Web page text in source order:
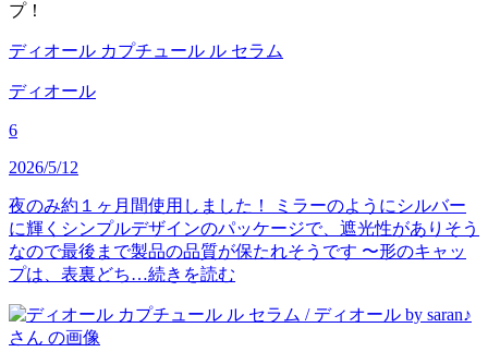
プ！
ディオール カプチュール ル セラム
ディオール
6
2026/5/12
夜のみ約１ヶ月間使用しました！ ミラーのようにシルバー
に輝くシンプルデザインのパッケージで、遮光性がありそう
なので最後まで製品の品質が保たれそうです 〜形のキャッ
プは、表裏どち…続きを読む